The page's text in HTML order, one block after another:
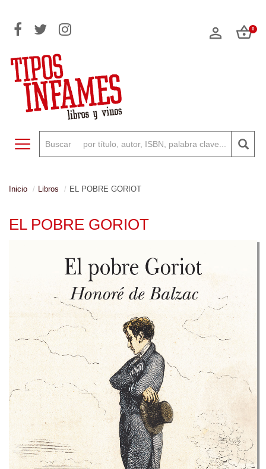
0
Toggle navigation
Inicio Libros EL POBRE GORIOT
EL POBRE GORIOT